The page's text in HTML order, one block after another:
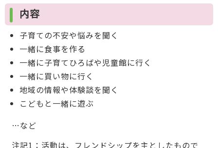
内容
子育ての不安や悩みを聞く
一緒に食事を作る
一緒に子育てひろばや児童館に行く
一緒に買い物に行く
地域の情報や体験談を聞く
こどもと一緒に遊ぶ
…など
注記1：活動は、フレンドシップを主としたもので